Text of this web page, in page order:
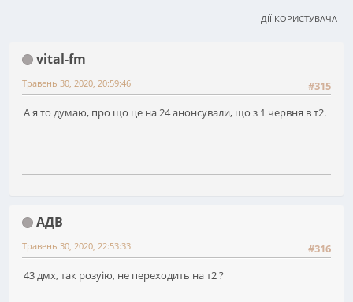
ДІЇ КОРИСТУВАЧА
vital-fm
#315
Травень 30, 2020, 20:59:46
А я то думаю, про що це на 24 анонсували, що з 1 червня в т2.
АДВ
#316
Травень 30, 2020, 22:53:33
43 дмх, так розуію, не переходить на т2 ?